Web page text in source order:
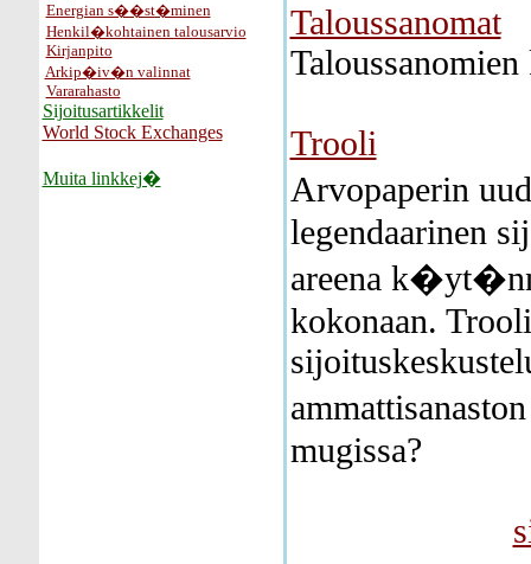
Energian s��st�minen
Henkil�kohtainen talousarvio
Kirjanpito
Arkip�iv�n valinnat
Vararahasto
Sijoitusartikkelit
World Stock Exchanges
Muita linkkej�
Taloussanomat
Trooli
Arvopaperin
legendaarinen
areena
kokonaan.
mugissa?